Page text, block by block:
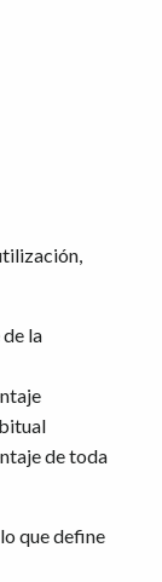
la
de toda
que define